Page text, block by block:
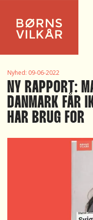
Nyhed: 09-06-2022
NY RAPPORT:
DANMARK FÅR
HAR BRUG FOR